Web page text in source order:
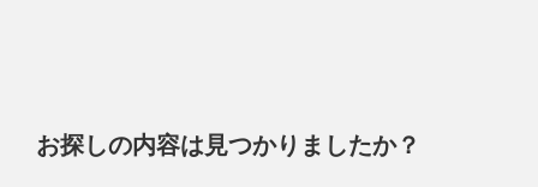
お探しの内容は見つかりましたか？